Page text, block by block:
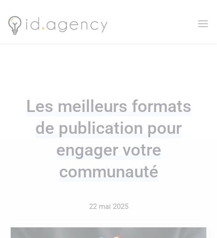
Les meilleurs formats
de publication pour
engager votre
communauté
22 mai 2025